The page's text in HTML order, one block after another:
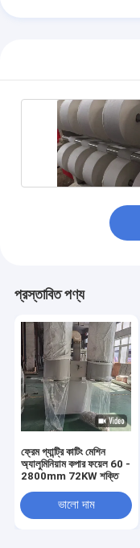
প্রস্তাবিত পণ্য
ফ্রেম গ্যান্ট্রি কাটিং মেশিন
অ্যালুমিনিয়াম কপার ফয়েল 60 -
2800mm 72KW শক্তি
ভালো দাম